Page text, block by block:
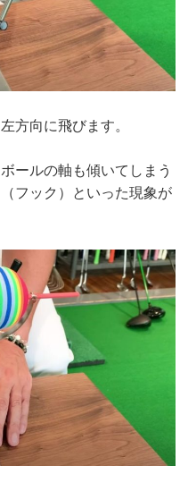
方向に飛びます。
ールの軸も傾いてしまう
フック）といった現象が